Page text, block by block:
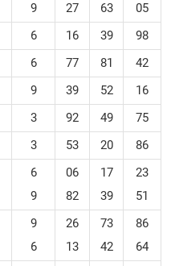
9 27 63
05
6 16 39 98
6 77 81
42
9 39 52 16
3 92 49
75
3 53 20 86
6
9
06
82
17
39
23
51
9
6
26
13
73
42
86
64